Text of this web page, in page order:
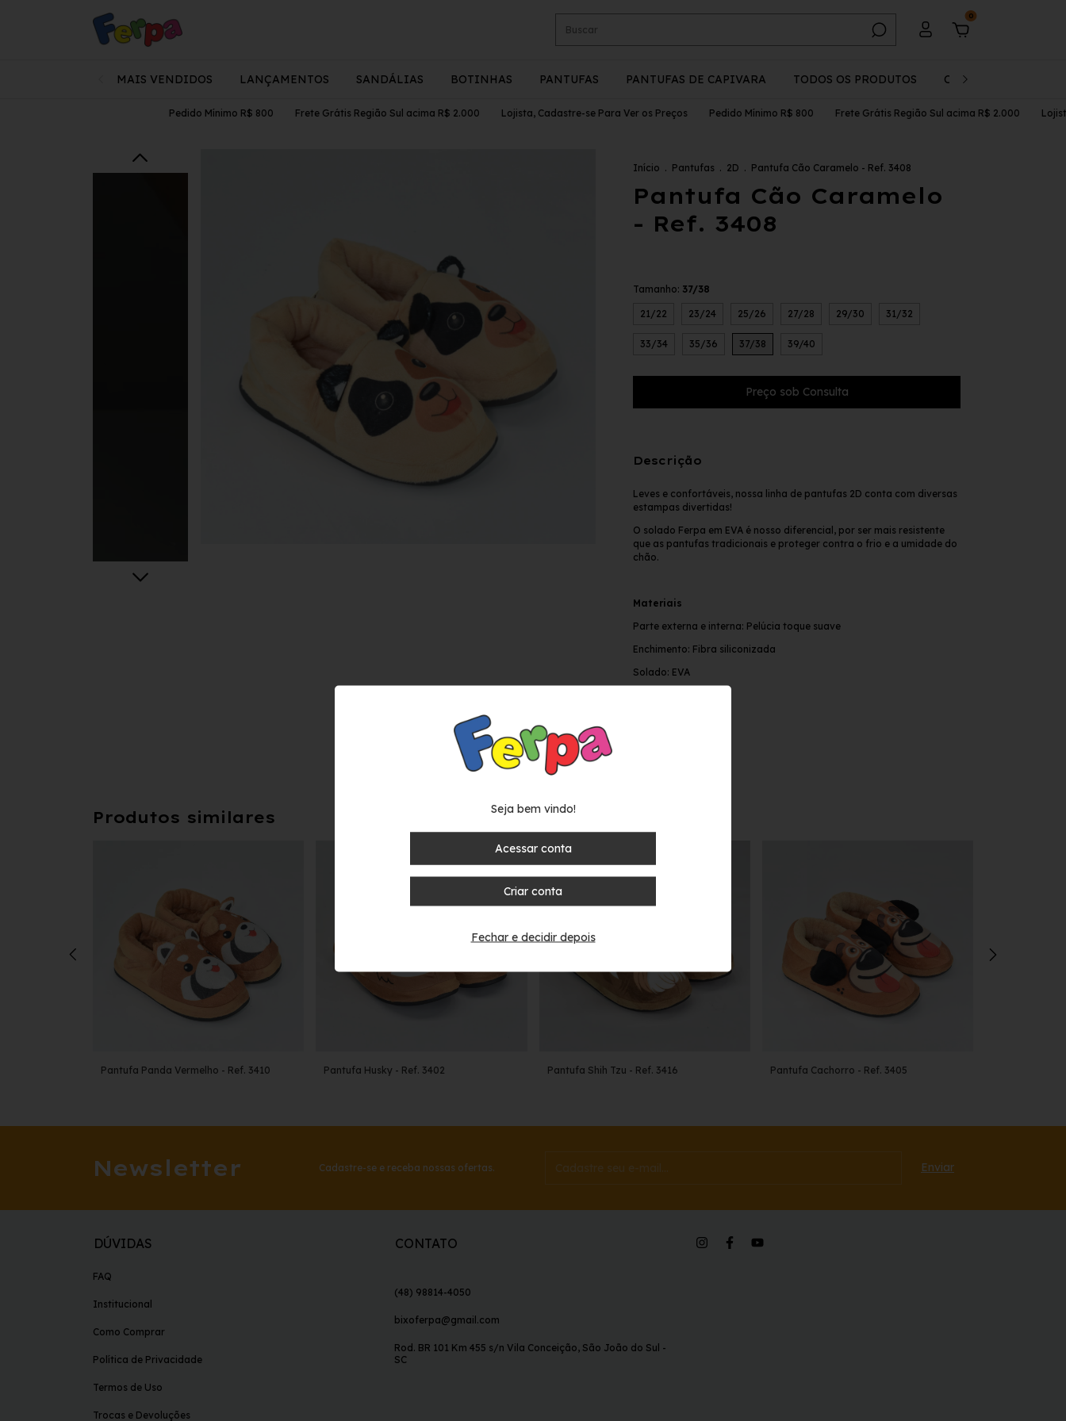
0
MAIS VENDIDOS LANÇAMENTOS SANDÁLIAS BOTINHAS PANTUFAS PANTUFAS DE CAPIVARA TODOS OS PRODUTOS CADASTRO
Pedido Mínimo R$ 800 Frete Grátis Região Sul acima R$ 2.000 Lojista, Cadastre-se Para Ver os Preços Pedido Mínimo R$ 800 Frete Grátis Região Sul acima R$ 2.000 Lojista,
Início . Pantufas . 2D . Pantufa Cão Caramelo - Ref. 3408
Pantufa Cão Caramelo
- Ref. 3408
Tamanho: 37/38
21/22 23/24 25/26 27/28 29/30 31/32
33/34 35/36 37/38 39/40
Descrição
Leves e confortáveis, nossa linha de pantufas 2D conta com diversas
estampas divertidas!
O solado Ferpa em EVA é nosso diferencial, por ser mais resistente
que as pantufas tradicionais e proteger contra o frio e a umidade do
chão.
Materiais
Parte externa e interna: Pelúcia toque suave
Enchimento: Fibra siliconizada
Solado: EVA
Produtos similares
Pantufa Panda Vermelho - Ref. 3410 Pantufa Husky - Ref. 3402 Pantufa Shih Tzu - Ref. 3416 Pantufa Cachorro - Ref. 3405
Newsletter Cadastre-se e receba nossas ofertas.
DÚVIDAS
FAQ
Institucional
Como Comprar
Política de Privacidade
Termos de Uso
Trocas e Devoluções
CONTATO
(48) 98814-4050
bixoferpa@gmail.com
Rod. BR 101 Km 455 s/n Vila Conceição, São João do Sul -
SC
Seja bem vindo!
Acessar conta
Criar conta
Fechar e decidir depois